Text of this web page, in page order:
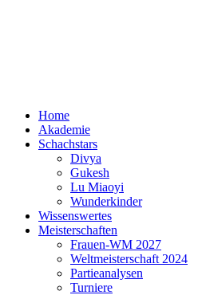
Home
Akademie
Schachstars
Divya
Gukesh
Lu Miaoyi
Wunderkinder
Wissenswertes
Meisterschaften
Frauen-WM 2027
Weltmeisterschaft 2024
Partieanalysen
Turniere